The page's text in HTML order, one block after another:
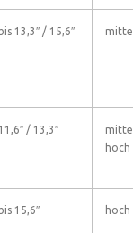
bis 13,3″ / 15,6″
11,6″ / 13,3″
hoch
bis 15,6″ hoch